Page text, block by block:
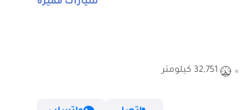
32,751 كيلومتر